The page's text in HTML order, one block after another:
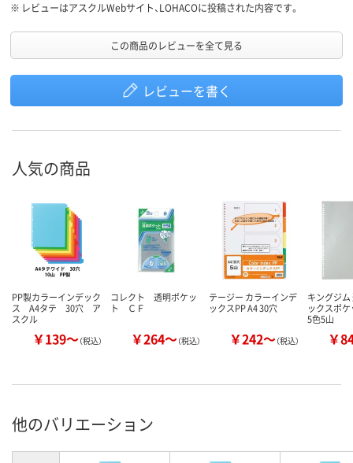
※ レビューはアスクルWebサイト、LOHACOに投稿された内容です。
この商品のレビューを全て見る
レビューを書く
人気の商品
PP製カラーインデック
ス A4タテ 30穴 ア
スクル
￥139～（税込）
コレクト 透明ポケッ
ト ＣＦ
￥264～（税込）
テージー カラーインデ
ックスPP A4 30穴
￥242～（税込）
キングジ
ックスポ
5色5山
￥
他のバリエーション